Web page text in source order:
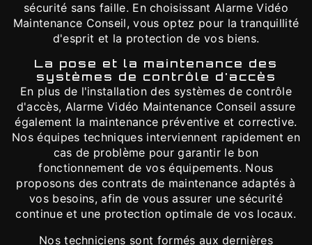
sécurité sans faille. En choisissant Alarme Vidéo
Maintenance Conseil, vous optez pour la tranquillité
d'esprit et la protection de vos biens.
La pose et la maintenance des
systèmes de contrôle d'accès
En plus de l'installation des systèmes de contrôle
d'accès, Alarme Vidéo Maintenance Conseil assure
également la maintenance préventive et corrective.
Nos équipes techniques interviennent rapidement en
cas de problème pour garantir le bon
fonctionnement de vos équipements. Nous
proposons des contrats de maintenance adaptés à
vos besoins, afin de vous assurer une sécurité
continue et une protection optimale de vos locaux.
Nos techniciens sont formés aux dernières